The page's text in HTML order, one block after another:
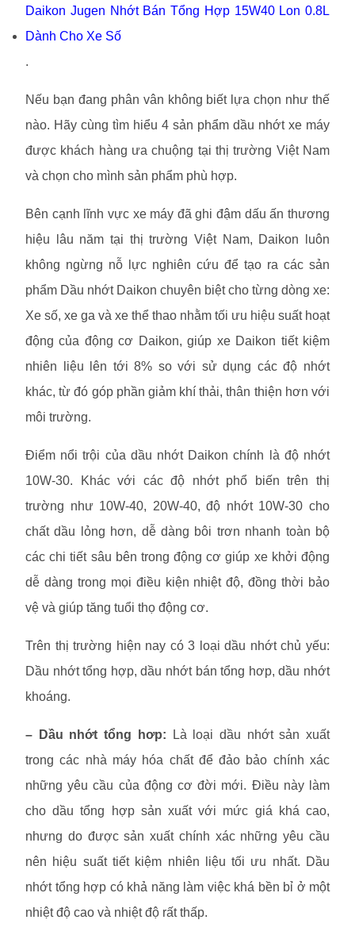
Daikon Jugen Nhớt Bán Tổng Hợp 15W40 Lon 0.8L
Dành Cho Xe Số
.
Nếu bạn đang phân vân không biết lựa chọn như thế
nào. Hãy cùng tìm hiểu 4 sản phẩm dầu nhớt xe máy
được khách hàng ưa chuộng tại thị trường Việt Nam
và chọn cho mình sản phẩm phù hợp.
Bên cạnh lĩnh vực xe máy đã ghi đậm dấu ấn thương
hiệu lâu năm tại thị trường Việt Nam, Daikon luôn
không ngừng nỗ lực nghiên cứu để tạo ra các sản
phẩm Dầu nhớt Daikon chuyên biệt cho từng dòng xe:
Xe số, xe ga và xe thể thao nhằm tối ưu hiệu suất hoạt
động của động cơ Daikon, giúp xe Daikon tiết kiệm
nhiên liệu lên tới 8% so với sử dụng các độ nhớt
khác, từ đó góp phần giảm khí thải, thân thiện hơn với
môi trường.
Điểm nổi trội của dầu nhớt Daikon chính là độ nhớt
10W-30. Khác với các độ nhớt phổ biến trên thị
trường như 10W-40, 20W-40, độ nhớt 10W-30 cho
chất dầu lỏng hơn, dễ dàng bôi trơn nhanh toàn bộ
các chi tiết sâu bên trong động cơ giúp xe khởi động
dễ dàng trong mọi điều kiện nhiệt độ, đồng thời bảo
vệ và giúp tăng tuổi thọ động cơ.
Trên thị trường hiện nay có 3 loại dầu nhớt chủ yếu:
Dầu nhớt tổng hợp, dầu nhớt bán tổng hơp, dầu nhớt
khoáng.
– Dầu nhớt tổng hơp: Là loại dầu nhớt sản xuất
trong các nhà máy hóa chất để đảo bảo chính xác
những yêu cầu của động cơ đời mới. Điều này làm
cho dầu tổng hợp sản xuất với mức giá khá cao,
nhưng do được sản xuất chính xác những yêu cầu
nên hiệu suất tiết kiệm nhiên liệu tối ưu nhất. Dầu
nhớt tổng hợp có khả năng làm việc khá bền bỉ ở một
nhiệt độ cao và nhiệt độ rất thấp.